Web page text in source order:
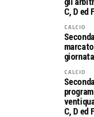
C, D ed F
CALCIO
CALCIO
C, D ed F